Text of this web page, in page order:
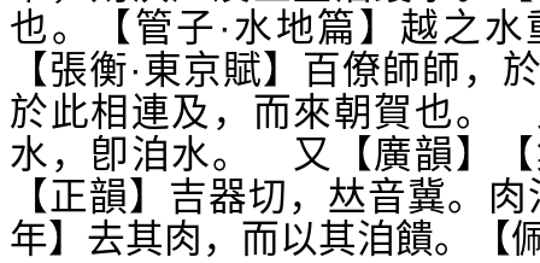
也。【管子·水地篇】越之
【張衡·東京賦】百僚師師，
於此相連及，而來朝賀也。
水，卽洎水。 又【廣韻】
【正韻】吉器切， 𠀤音冀。肉
年】去其肉，而以其洎饋。【